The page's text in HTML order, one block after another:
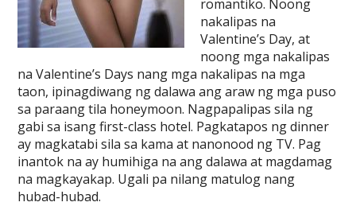
romantiko. Noong
nakalipas na
Valentine’s Day, at
noong mga nakalipas
na Valentine’s Days nang mga nakalipas na mga
taon, ipinagdiwang ng dalawa ang araw ng mga puso
sa paraang tila honeymoon. Nagpapalipas sila ng
gabi sa isang first-class hotel. Pagkatapos ng dinner
ay magkatabi sila sa kama at nanonood ng TV. Pag
inantok na ay humihiga na ang dalawa at magdamag
na magkayakap. Ugali pa nilang matulog nang
hubad-hubad.